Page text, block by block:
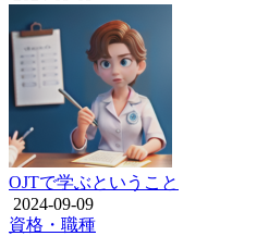
OJTで学ぶということ
2024-09-09
資格・職種